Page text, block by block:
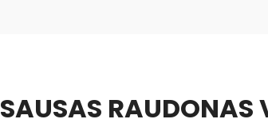
SAUSAS RAUDONAS